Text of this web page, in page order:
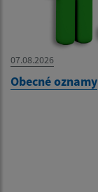
07.08.2026
Obecné oznamy